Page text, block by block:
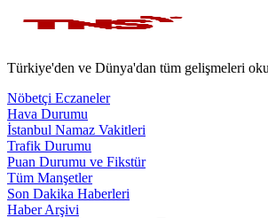
Türkiye'den ve Dünya'dan tüm gelişmeleri
Nöbetçi Eczaneler
Hava Durumu
İstanbul Namaz Vakitleri
Trafik Durumu
Puan Durumu ve Fikstür
Tüm Manşetler
Son Dakika Haberleri
Haber Arşivi